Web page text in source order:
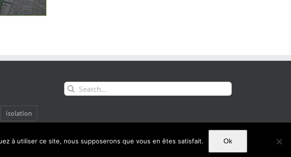
isolation
Search
for:
Mentions Légales
à utiliser ce site, nous supposerons que vous en êtes satisfait. Ok